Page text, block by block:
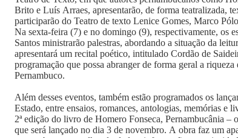
Brito e Luís Arraes, apresentarão, de forma teatralizada,
participarão do Teatro de texto Lenice Gomes, Marco
Na sexta-feira (7) e no domingo (9), respectivamente, os
Santos ministrarão palestras, abordando a situação da
apresentará um recital poético, intitulado Cordão de
programação que possa abranger de forma geral a
Pernambuco.
Além desses eventos, também estão programados os
Estado, entre ensaios, romances, antologias, memórias e
2ª edição do livro de Homero Fonseca, Pernambucânia –
que será lançado no dia 3 de novembro. A obra faz um